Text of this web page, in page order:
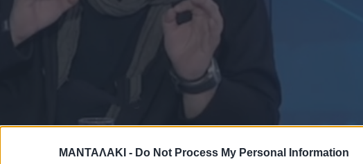
ΜΑΝΤΑΛΑΚΙ - Do Not Process My Personal Information